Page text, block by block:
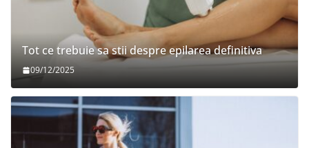
Tot ce trebuie sa stii despre epilarea definitiva
09/12/2025